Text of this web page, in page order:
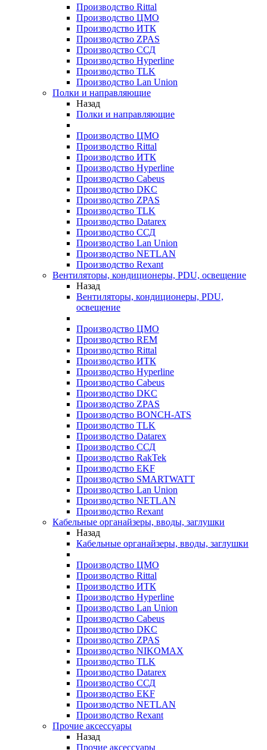
Производство Rittal
Производство ЦМО
Производство ИТК
Производство ZPAS
Производство ССД
Производство Hyperline
Производство TLK
Производство Lan Union
Полки и направляющие
Назад
Полки и направляющие
Производство ЦМО
Производство Rittal
Производство ИТК
Производство Hyperline
Производство Cabeus
Производство DKC
Производство ZPAS
Производство TLK
Производство Datarex
Производство ССД
Производство Lan Union
Производство NETLAN
Производство Rexant
Вентиляторы, кондиционеры, PDU, освещение
Назад
Вентиляторы, кондиционеры, PDU,
освещение
Производство ЦМО
Производство REM
Производство Rittal
Производство ИТК
Производство Hyperline
Производство Cabeus
Производство DKC
Производство ZPAS
Производство BONCH-ATS
Производство TLK
Производство Datarex
Производство ССД
Производство RakTek
Производство EKF
Производство SMARTWATT
Производство Lan Union
Производство NETLAN
Производство Rexant
Кабельные органайзеры, вводы, заглушки
Назад
Кабельные органайзеры, вводы, заглушки
Производство ЦМО
Производство Rittal
Производство ИТК
Производство Hyperline
Производство Lan Union
Производство Cabeus
Производство DKC
Производство ZPAS
Производство NIKOMAX
Производство TLK
Производство Datarex
Производство ССД
Производство EKF
Производство NETLAN
Производство Rexant
Прочие аксеcсуары
Назад
Прочие аксеcсуары